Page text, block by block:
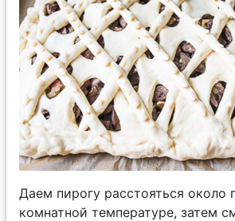
Даем пирогу расстояться около
комнатной температуре, затем